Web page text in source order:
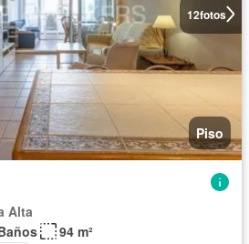
12fotos
Piso
Alta
94 m²